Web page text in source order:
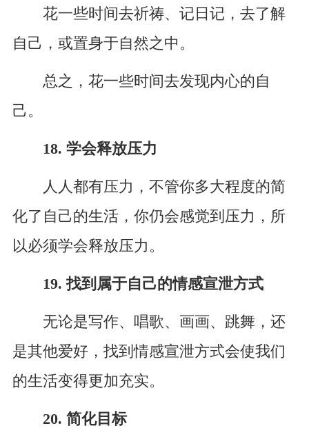
花一些时间去祈祷、记日记，去了解
自己，或置身于自然之中。
总之，花一些时间去发现内心的自
己。
18. 学会释放压力
人人都有压力，不管你多大程度的简
化了自己的生活，你仍会感觉到压力，所
以必须学会释放压力。
19. 找到属于自己的情感宣泄方式
无论是写作、唱歌、画画、跳舞，还
是其他爱好，找到情感宣泄方式会使我们
的生活变得更加充实。
20. 简化目标